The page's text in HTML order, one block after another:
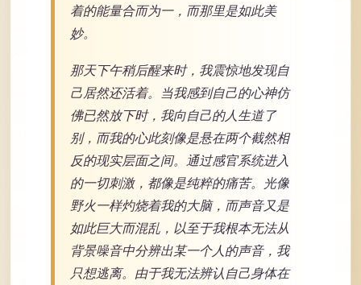
着的能量合而为一，而那里是如此美
妙。
那天下午稍后醒来时，我震惊地发现自
己居然还活着。当我感到自己的心神仿
佛已然放下时，我向自己的人生道了
别，而我的心此刻像是悬在两个截然相
反的现实层面之间。通过感官系统进入
的一切刺激，都像是纯粹的痛苦。光像
野火一样灼烧着我的大脑，而声音又是
如此巨大而混乱，以至于我根本无法从
背景噪音中分辨出某一个人的声音，我
只想逃离。由于我无法辨认自己身体在